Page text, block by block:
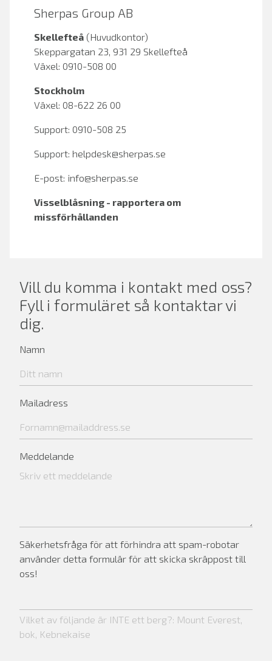
Sherpas Group AB
Skellefteå (Huvudkontor)
Skeppargatan 23, 931 29 Skellefteå
Växel: 0910-508 00
Stockholm
Växel: 08-622 26 00
Support: 0910-508 25
Support: helpdesk@sherpas.se
E-post: info@sherpas.se
Visselblåsning - rapportera om
missförhållanden
Vill du komma i kontakt med oss?
Fyll i formuläret så kontaktar vi
dig.
Namn
Mailadress
Meddelande
Säkerhetsfråga för att förhindra att spam-robotar
använder detta formulär för att skicka skräppost till
oss!
Vilket av följande är INTE ett berg?: Mount Everest,
bok, Kebnekaise